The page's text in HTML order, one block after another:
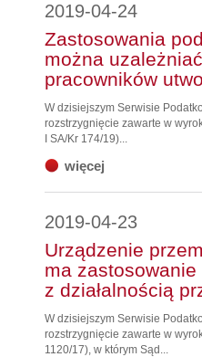
2019-04-24
Zastosowania
można
pracowników
W dzisiejszym Serwisie
rozstrzygnięcie zawarte w
I SA/Kr 174/19)...
więcej
2019-04-23
Urządzenie
ma
z działalnością
W dzisiejszym Serwisie
rozstrzygnięcie zawarte w
1120/17), w którym Sąd...